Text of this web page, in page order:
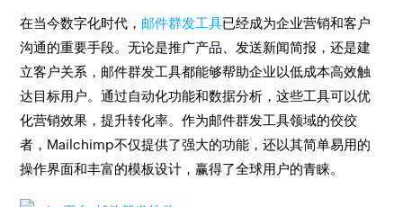
在当今数字化时代， 邮件群发工具已经成为企业营销和客户
沟通的重要手段。无论是推广产品、发送新闻简报，还是建
立客户关系，邮件群发工具都能够帮助企业以低成本高效触
达目标用户。通过自动化功能和数据分析，这些工具可以优
化营销效果，提升转化率。作为邮件群发工具领域的佼佼
者，Mailchimp不仅提供了强大的功能，还以其简单易用的
操作界面和丰富的模板设计，赢得了全球用户的青睐。